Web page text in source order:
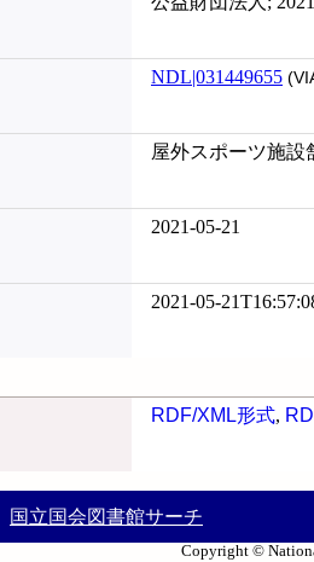
NDL|031449655
屋外スポーツ施設
2021-05-21
2021-05-
RDF/XML形式,
国立国会図書館サーチ
Copyright ©